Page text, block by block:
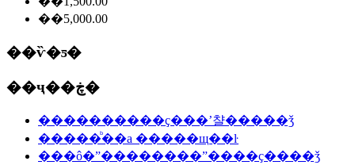
��5,000.00
��ѷ�ƽ�
��ҷ��ڿ�
����������ҫ���ʼ챨�����ǯ
�����ᷨ��a �����щ��ŀ
���ô�ˮ��������ˮ����ҫ����ǯ